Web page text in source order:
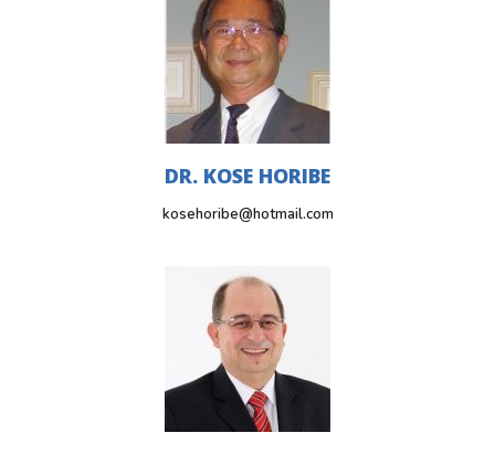
DR. KOSE HORIBE
kosehoribe@hotmail.com